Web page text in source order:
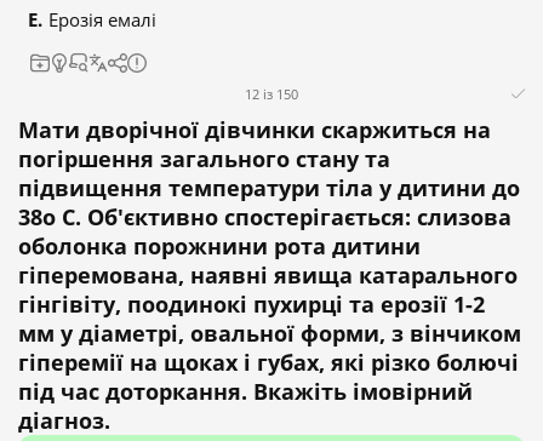
Ерозія емалі
12 із 150
Мати дворічної дівчинки скаржиться на
погіршення загального стану та
підвищення температури тіла у дитини до
38о С. Об'єктивно спостерігається: слизова
оболонка порожнини рота дитини
гіперемована, наявні явища катарального
гінгівіту, поодинокі пухирці та ерозії 1-2
мм у діаметрі, овальної форми, з вінчиком
гіперемії на щоках і губах, які різко болючі
під час доторкання. Вкажіть імовірний
діагноз.